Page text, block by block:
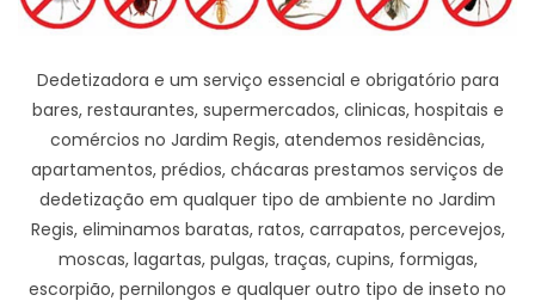
Dedetizadora e um serviço essencial e obrigatório para
bares, restaurantes, supermercados, clinicas, hospitais e
comércios no Jardim Regis, atendemos residências,
apartamentos, prédios, chácaras prestamos serviços de
dedetização em qualquer tipo de ambiente no Jardim
Regis, eliminamos baratas, ratos, carrapatos, percevejos,
moscas, lagartas, pulgas, traças, cupins, formigas,
escorpião, pernilongos e qualquer outro tipo de inseto no